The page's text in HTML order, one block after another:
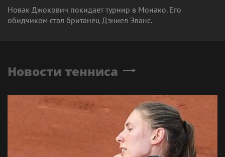
Новак Джокович покидает турнир в Монако. Его
обидчиком стал британец Дэниел Эванс.
Новости тенниса